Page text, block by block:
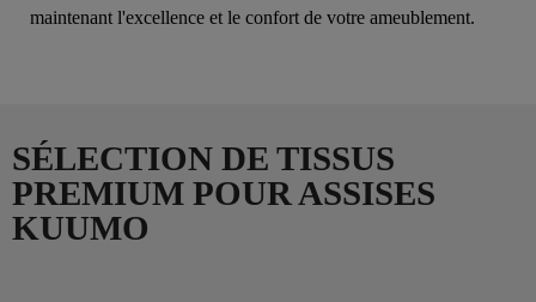
maintenant l'excellence et le confort de votre ameublement.
SÉLECTION DE TISSUS
PREMIUM POUR ASSISES
KUUMO